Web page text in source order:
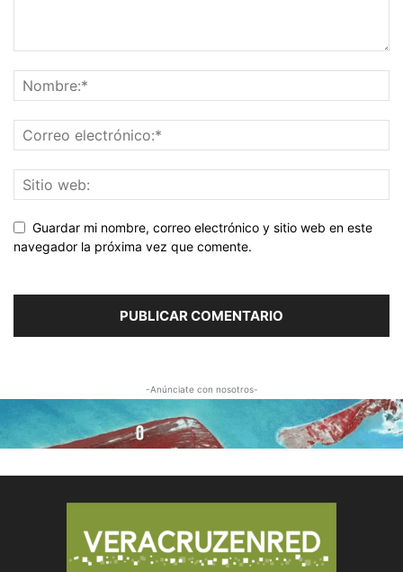
Guardar mi nombre, correo electrónico y sitio web en este
navegador la próxima vez que comente.
-Anúnciate con nosotros-